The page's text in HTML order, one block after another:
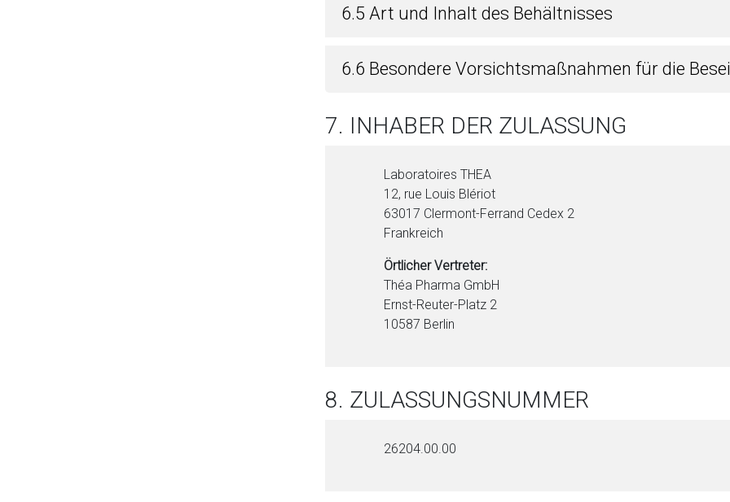
6.5 Art und Inhalt des Behältnisses
6.6 Besondere Vorsichtsmaßnahmen für die
7. INHABER DER ZULASSUNG
Laboratoires THEA
12, rue Louis Blériot
63017 Clermont-Ferrand Cedex 2
Frankreich
Örtlicher Vertreter:
Théa Pharma GmbH
Ernst-Reuter-Platz 2
10587 Berlin
8. ZULASSUNGSNUMMER
26204.00.00